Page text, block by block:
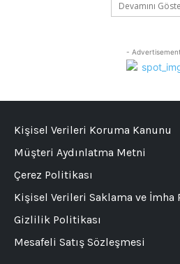
Devamını
-
Kişisel Verileri Koruma Kanunu
Müşteri Aydınlatma Metni
Çerez Politikası
Kişisel Verileri Saklama ve İmha
Gizlilik Politikası
Mesafeli Satış Sözleşmesi